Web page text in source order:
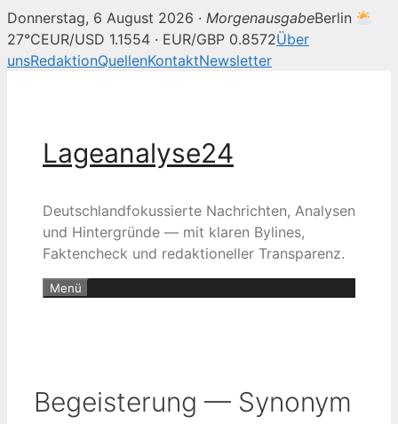
Donnerstag, 6 August 2026 · MorgenausgabeBerlin
27°CEUR/USD 1.1554 · EUR/GBP 0.8572Über
unsRedaktionQuellenKontaktNewsletter
Lageanalyse24
Deutschlandfokussierte Nachrichten, Analysen
und Hintergründe — mit klaren Bylines,
Faktencheck und redaktioneller Transparenz.
Menü
Begeisterung — Synonym